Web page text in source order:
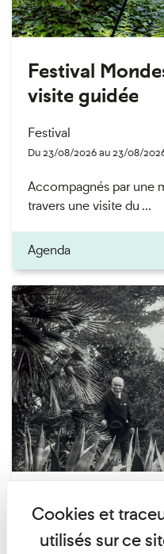
Festival
visite guidée
Festival
Du 23/08/2026 au 23/08/
Accompagnés par une
travers une visite du ...
Agenda
Qui êtes-vous
Exposition permanente